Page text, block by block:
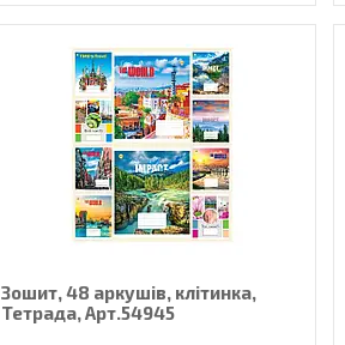
Зошит, 48 аркушів, клітинка,
Тетрада, Арт.54945